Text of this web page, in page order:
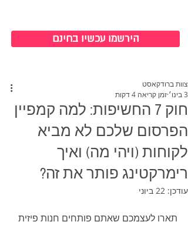
הירשמו עכשיו בחינם
חוק 7 החשיפות: למה קמפיין
הפרסום שלכם לא מביא
לקוחות (ויהי מה) ואיך
רימרקטינג פותר את זה?
צוות ברודקאסט
3 בינו׳
זמן קריאה 4 דקות
עודכן: 22 ביוני
תארו לעצמכם שאתם פותחים חנות פיזית